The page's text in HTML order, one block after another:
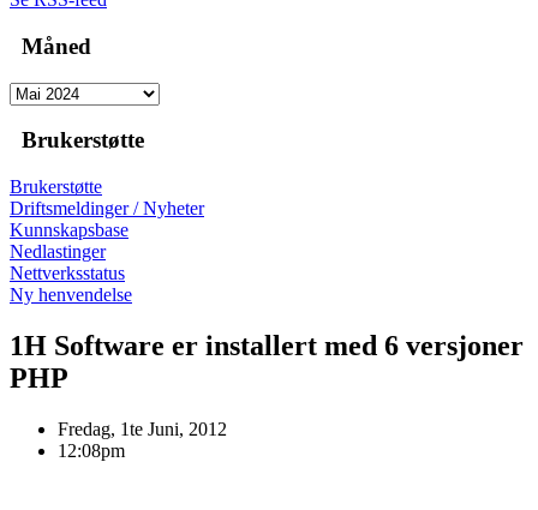
Måned
Brukerstøtte
Brukerstøtte
Driftsmeldinger / Nyheter
Kunnskapsbase
Nedlastinger
Nettverksstatus
Ny henvendelse
1H Software er installert med 6 versjoner
PHP
Fredag, 1te Juni, 2012
12:08pm